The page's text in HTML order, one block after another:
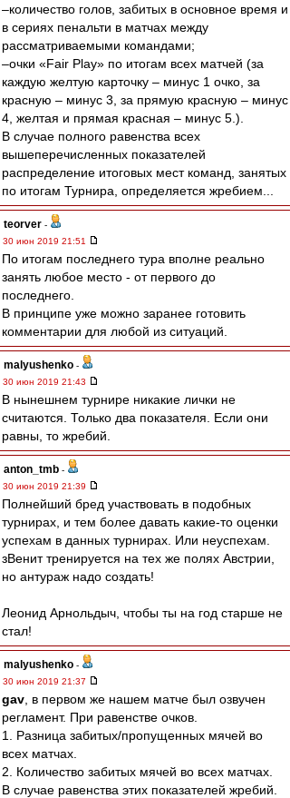
–количество голов, забитых в основное время и
в сериях пенальти в матчах между
рассматриваемыми командами;
–очки «Fair Play» по итогам всех матчей (за
каждую желтую карточку – минус 1 очко, за
красную – минус 3, за прямую красную – минус
4, желтая и прямая красная – минус 5.).
В случае полного равенства всех
вышеперечисленных показателей
распределение итоговых мест команд, занятых
по итогам Турнира, определяется жребием...
teorver -
30 июн 2019 21:51
По итогам последнего тура вполне реально
занять любое место - от первого до
последнего.
В принципе уже можно заранее готовить
комментарии для любой из ситуаций.
malyushenko -
30 июн 2019 21:43
В нынешнем турнире никакие лички не
считаются. Только два показателя. Если они
равны, то жребий.
anton_tmb -
30 июн 2019 21:39
Полнейший бред участвовать в подобных
турнирах, и тем более давать какие-то оценки
успехам в данных турнирах. Или неуспехам.
зВенит тренируется на тех же полях Австрии,
но антураж надо создать!
Леонид Арнольдыч, чтобы ты на год старше не
стал!
malyushenko -
30 июн 2019 21:37
gav , в первом же нашем матче был озвучен
регламент. При равенстве очков.
1. Разница забитых/пропущенных мячей во
всех матчах.
2. Количество забитых мячей во всех матчах.
В случае равенства этих показателей жребий.